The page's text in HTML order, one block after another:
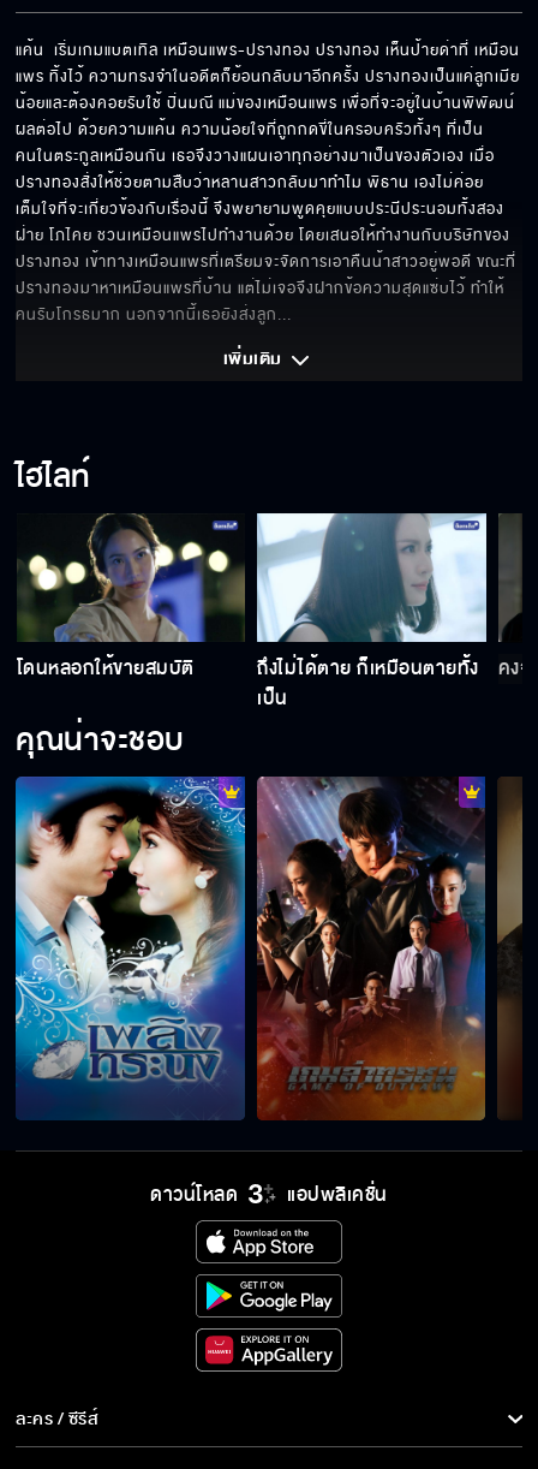
แค้น  เริ่มเกมแบตเทิล เหมือนแพร-ปรางทอง ปรางทอง เห็นป้ายด่าที่ เหมือน
แพร ทิ้งไว้ ความทรงจำในอดีตก็ย้อนกลับมาอีกครั้ง ปรางทองเป็นแค่ลูกเมีย
น้อยและต้องคอยรับใช้ ปิ่นมณี แม่ของเหมือนแพร เพื่อที่จะอยู่ในบ้านพิพัฒน์
ผลต่อไป ด้วยความแค้น ความน้อยใจที่ถูกกดขี่ในครอบครัวทั้งๆ ที่เป็น
คนในตระกูลเหมือนกัน เธอจึงวางแผนเอาทุกอย่างมาเป็นของตัวเอง เมื่อ
ปรางทองสั่งให้ช่วยตามสืบว่าหลานสาวกลับมาทำไม พิธาน เองไม่ค่อย
เต็มใจที่จะเกี่ยวข้องกับเรื่องนี้ จึงพยายามพูดคุยแบบประนีประนอมทั้งสอง
ฝ่าย โภไคย ชวนเหมือนแพรไปทำงานด้วย โดยเสนอให้ทำงานกับบริษัทของ
ปรางทอง เข้าทางเหมือนแพรที่เตรียมจะจัดการเอาคืนน้าสาวอยู่พอดี ขณะที่
ปรางทองมาหาเหมือนแพรที่บ้าน แต่ไม่เจอจึงฝากข้อความสุดแซ่บไว้ ทำให้
คนรับโกรธมาก นอกจากนี้เธอยังส่งลูก...
เพิ่มเติม
ไฮไลท์
โดนหลอกให้ขายสมบัติ
ถึงไม่ได้ตาย ก็เหมือนตายทั้ง
เป็น
คงจ
คุณน่าจะชอบ
ดาวน์โหลด แอปพลิเคชั่น
ละคร / ซีรีส์
ละคร/ซีรีส์